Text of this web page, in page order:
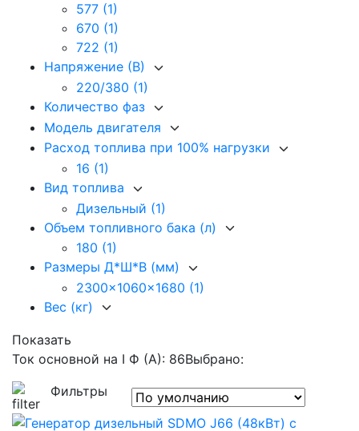
577 (1)
670 (1)
722 (1)
Напряжение (В)
220/380 (1)
Количество фаз
Модель двигателя
Расход топлива при 100% нагрузки
16 (1)
Вид топлива
Дизельный (1)
Объем топливного бака (л)
180 (1)
Размеры Д*Ш*В (мм)
2300x1060x1680 (1)
Вес (кг)
Показать
Ток основной на I Ф (А): 86Выбрано:
Фильтры